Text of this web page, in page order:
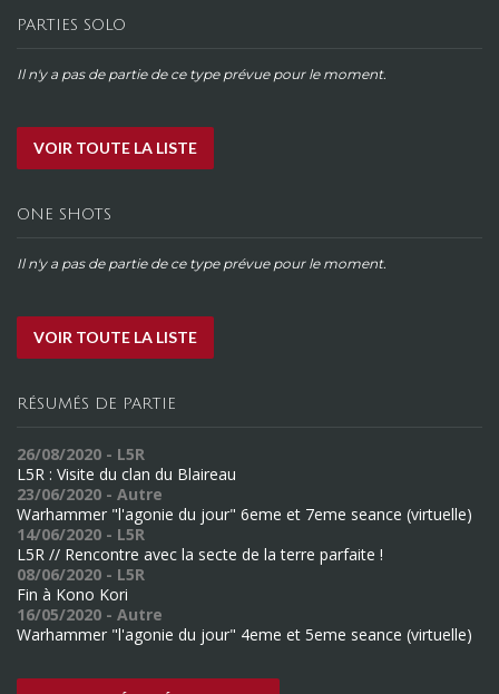
PARTIES SOLO
Il n'y a pas de partie de ce type prévue pour le moment.
VOIR TOUTE LA LISTE
ONE SHOTS
Il n'y a pas de partie de ce type prévue pour le moment.
VOIR TOUTE LA LISTE
RÉSUMÉS DE PARTIE
26/08/2020 - L5R
L5R : Visite du clan du Blaireau
23/06/2020 - Autre
Warhammer "l'agonie du jour" 6eme et 7eme seance (virtuelle)
14/06/2020 - L5R
L5R // Rencontre avec la secte de la terre parfaite !
08/06/2020 - L5R
Fin à Kono Kori
16/05/2020 - Autre
Warhammer "l'agonie du jour" 4eme et 5eme seance (virtuelle)